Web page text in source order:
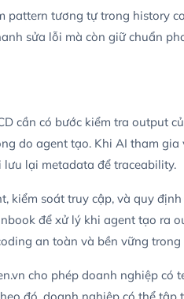
tương tự trong history
sửa lỗi mà còn giữ chuẩn
cần có bước kiểm tra output
do agent tạo. Khi AI tham
lại metadata để traceability.
kiểm soát truy cập, và quy
để xử lý khi agent tạo ra
an toàn và bền vững
cho phép doanh nghiệp có